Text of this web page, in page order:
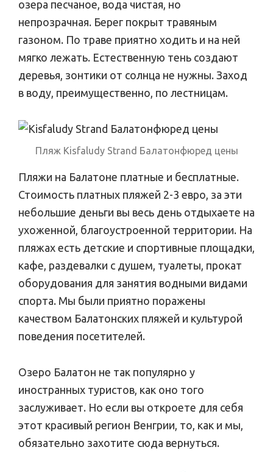
озера песчаное, вода чистая, но
непрозрачная. Берег покрыт травяным
газоном. По траве приятно ходить и на ней
мягко лежать. Естественную тень создают
деревья, зонтики от солнца не нужны. Заход
в воду, преимущественно, по лестницам.
Пляж Kisfaludy Strand Балатонфюред цены
Пляжи на Балатоне платные и бесплатные.
Стоимость платных пляжей 2-3 евро, за эти
небольшие деньги вы весь день отдыхаете на
ухоженной, благоустроенной территории. На
пляжах есть детские и спортивные площадки,
кафе, раздевалки с душем, туалеты, прокат
оборудования для занятия водными видами
спорта. Мы были приятно поражены
качеством Балатонских пляжей и культурой
поведения посетителей.
Озеро Балатон не так популярно у
иностранных туристов, как оно того
заслуживает. Но если вы откроете для себя
этот красивый регион Венгрии, то, как и мы,
обязательно захотите сюда вернуться.